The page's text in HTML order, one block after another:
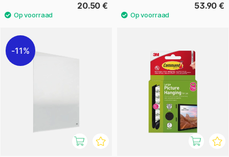
20.50 € 53.90 €
11%